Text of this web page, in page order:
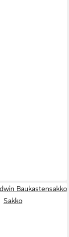
Baukastensakko
Sakko